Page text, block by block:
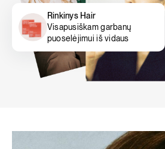
Rinkinys Hair
Visapusiškam garbanų
puoselėjimui iš vidaus